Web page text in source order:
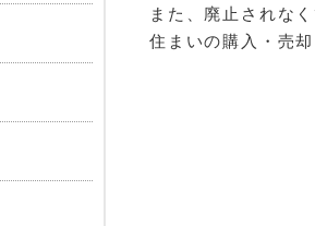
また、廃止されな
住まいの購入・売